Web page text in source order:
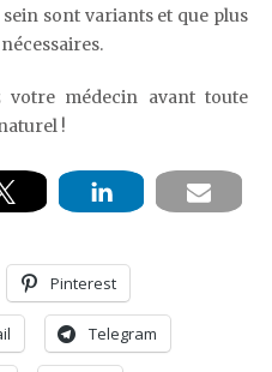
sont variants et que plus
votre médecin avant toute
!
Pinterest
Telegram